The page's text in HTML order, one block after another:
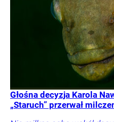
Głośna decyzja Karola
„Staruch” przerwał